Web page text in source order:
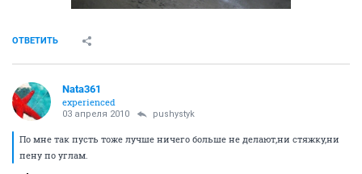
ОТВЕТИТЬ
Nata361
experienced
03 апреля 2010 pushystyk
По мне так пусть тоже лучше ничего больше не делают,ни стяжку,ни
пену по углам.